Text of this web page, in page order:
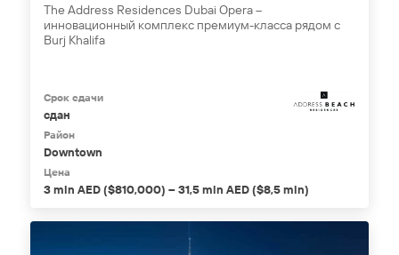
The Address Residences Dubai Opera –
инновационный комплекс премиум-класса рядом с
Burj Khalifa
Срок сдачи
сдан
Район
Downtown
Цена
3 mln AED ($810,000) – 31,5 mln AED ($8,5 mln)